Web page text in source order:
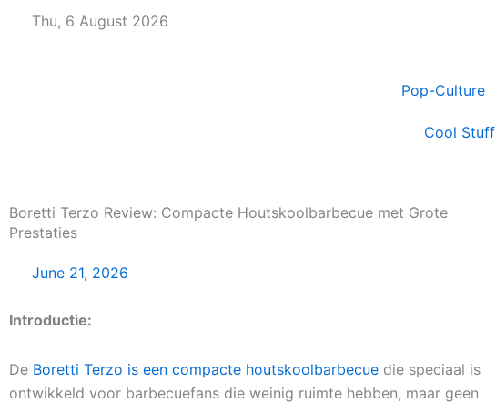
Thu, 6 August 2026
Pop-Culture
Cool Stuff
Boretti Terzo Review: Compacte Houtskoolbarbecue met Grote
Prestaties
June 21, 2026
Introductie:
De Boretti Terzo is een compacte houtskoolbarbecue die speciaal is
ontwikkeld voor barbecuefans die weinig ruimte hebben, maar geen